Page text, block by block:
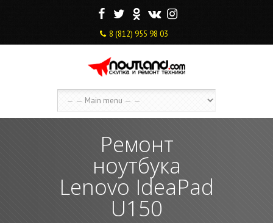
F T O V I
8 (812) 955 98 03
Ремонт
ноутбука
Lenovo IdeaPad
U150